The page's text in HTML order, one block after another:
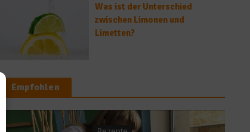
Was ist der Unterschied
zwischen Limonen und
Limetten?
Empfohlen